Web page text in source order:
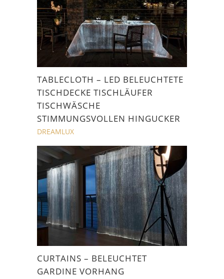
TABLECLOTH – LED BELEUCHTETE
TISCHDECKE TISCHLÄUFER
TISCHWÄSCHE
STIMMUNGSVOLLEN HINGUCKER
DREAMLUX
CURTAINS – BELEUCHTET
GARDINE VORHANG